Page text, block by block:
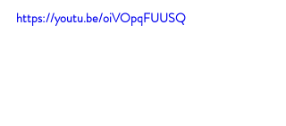
https://youtu.be/oiVOpqFUUSQ